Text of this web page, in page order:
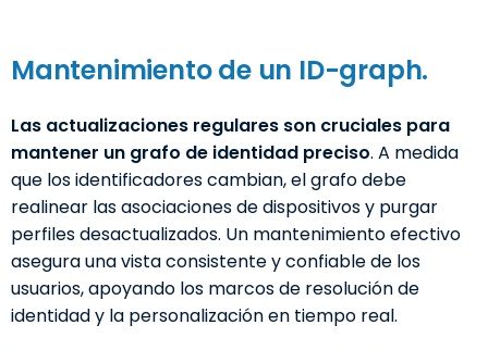
Mantenimiento de un ID-graph.
Las actualizaciones regulares son cruciales para
mantener un grafo de identidad preciso. A medida
que los identificadores cambian, el grafo debe
realinear las asociaciones de dispositivos y purgar
perfiles desactualizados. Un mantenimiento efectivo
asegura una vista consistente y confiable de los
usuarios, apoyando los marcos de resolución de
identidad y la personalización en tiempo real.